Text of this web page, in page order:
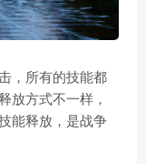
，所有的技能都
放方式不一样，
能释放，是战争